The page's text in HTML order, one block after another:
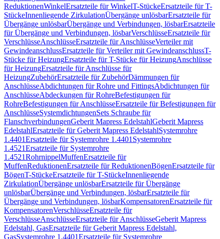
ReduktionenWinkelErsatzteile für WinkelT-StückeErsatzteile für T-
StückeInnenliegende ZirkulationÜbergänge unlösbarErsatzteile für
Übergänge unlösbarÜbergänge und Verbindungen, lösbarErsatzteile
für Übergänge und Verbindungen, lösbarVerschlüsseErsatzteile für
VerschlüsseAnschlüsseErsatzteile für AnschlüsseVerteiler mit
GewindeanschlussErsatzteile für Verteiler mit GewindeanschlussT-
Stücke für HeizungErsatzteile für T-Stücke für HeizungAnschlüsse
für HeizungErsatzteile für Anschlüsse für
HeizungZubehörErsatzteile für ZubehörDämmungen für
AnschlüsseAbdichtungen für Rohre und FittingsAbdichtungen für
AnschlüsseAbdeckungen für RohreBefestigungen für
RohreBefestigungen für AnschlüsseErsatzteile für Befestigungen für
AnschlüsseSystemdichtungenSets Schraube für
FlanschverbindungenGeberit Mapress EdelstahlGeberit Mapress
EdelstahlErsatzteile für Geberit Mapress EdelstahlSystemrohre
1.4401Ersatzteile für Systemrohre 1.4401 Systemrohre
1.4521Ersatzteile für Systemrohre
1.4521RohrnippelMuffenErsatzteile für
MuffenReduktionenErsatzteile für ReduktionenBögenErsatzteile für
BögenT-StückeErsatzteile für T-StückeInnenliegende
ZirkulationÜbergänge unlösbarErsatzteile für Übergänge
unlösbarÜbergänge und Verbindungen, lösbarErsatzteile für
Übergänge und Verbindungen, lösbarKompensatorenErsatzteile für
KompensatorenVerschlüsseErsatzteile für
VerschlüsseAnschlüsseErsatzteile für AnschlüsseGeberit Mapress
Edelstahl, GasErsatzteile für Geberit Mapress Edelstahl,
GasSystemrohre 1.4401Ersatzteile für Systemrohre